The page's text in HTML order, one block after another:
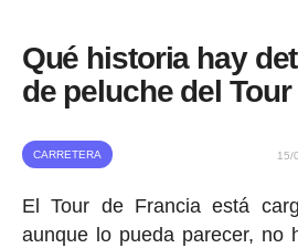
Qué historia hay
de peluche del
CARRETERA 15/
El Tour de Francia está
aunque lo pueda parecer, no